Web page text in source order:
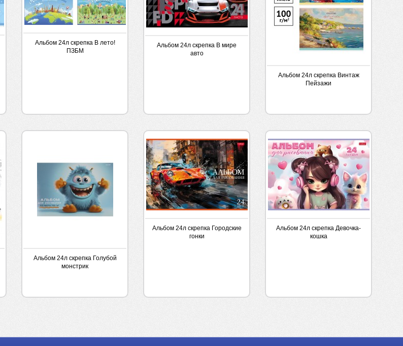
Альбом 24л скрепка В лето!
ПЗБМ
Альбом 24л скрепка В мире
авто
Альбом 24л скрепка Винтаж
Пейзажи
Альбом 24л скрепка Голубой
монстрик
Альбом 24л скрепка Городские
гонки
Альбом 24л скрепка Девочка-
кошка